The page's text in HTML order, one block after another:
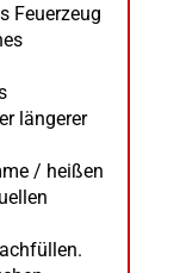
Feuerzeug
längerer
/ heißen